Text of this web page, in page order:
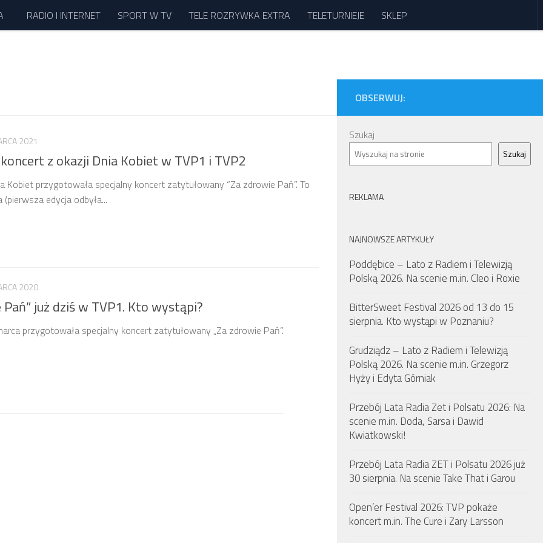
RADIO I INTERNET SPORT W TV TELE ROZRYWKA EXTRA TELETURNIEJE SKLEP
2021
z okazji Dnia Kobiet w TVP1 i TVP2
Kobiet przygotowała specjalny koncert zatytułowany “Za zdrowie Pań”. To
edycja odbyła...
2020
już dziś w TVP1. Kto wystąpi?
przygotowała specjalny koncert zatytułowany „Za zdrowie Pań”.
OBSERWUJ:
Szukaj
Szukaj
REKLAMA
NAJNOWSZE ARTYKUŁY
Poddębice – Lato z Radiem i Telewizją
Polską 2026. Na scenie m.in. Cleo i Roxie
BitterSweet Festival 2026 od 13 do 15
sierpnia. Kto wystąpi w Poznaniu?
Grudziądz – Lato z Radiem i Telewizją
Polską 2026. Na scenie m.in. Grzegorz
Hyży i Edyta Górniak
Przebój Lata Radia Zet i Polsatu 2026: Na
scenie m.in. Doda, Sarsa i Dawid
Kwiatkowski!
Przebój Lata Radia ZET i Polsatu 2026 już
30 sierpnia. Na scenie Take That i Garou
Open’er Festival 2026: TVP pokaże
koncert m.in. The Cure i Zary Larsson